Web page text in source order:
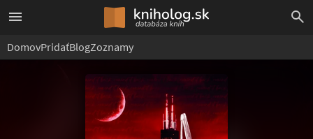
DomovPridaťBlogZoznamy